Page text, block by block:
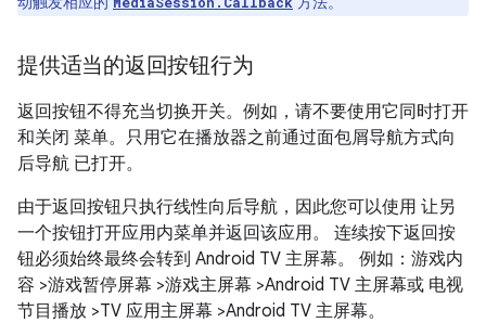
提供适当的返回按钮行为
返回按钮不得充当切换开关。例如，请不要使用它同时打开
和关闭 菜单。只用它在播放器之前通过面包屑导航方式向
后导航 已打开。
由于返回按钮只执行线性向后导航，因此您可以使用 让另
一个按钮打开应用内菜单并返回该应用。 连续按下返回按
钮必须始终最终会转到 Android TV 主屏幕。 例如：游戏内
容 >游戏暂停屏幕 >游戏主屏幕 >Android TV 主屏幕或 电视
节目播放 >TV 应用主屏幕 >Android TV 主屏幕。